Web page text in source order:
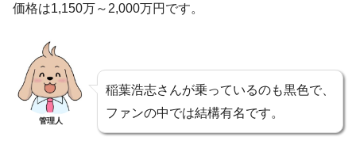
価格は1,150万～2,000万円です。
管理人
稲葉浩志さんが乗っているのも黒色で、
ファンの中では結構有名です。